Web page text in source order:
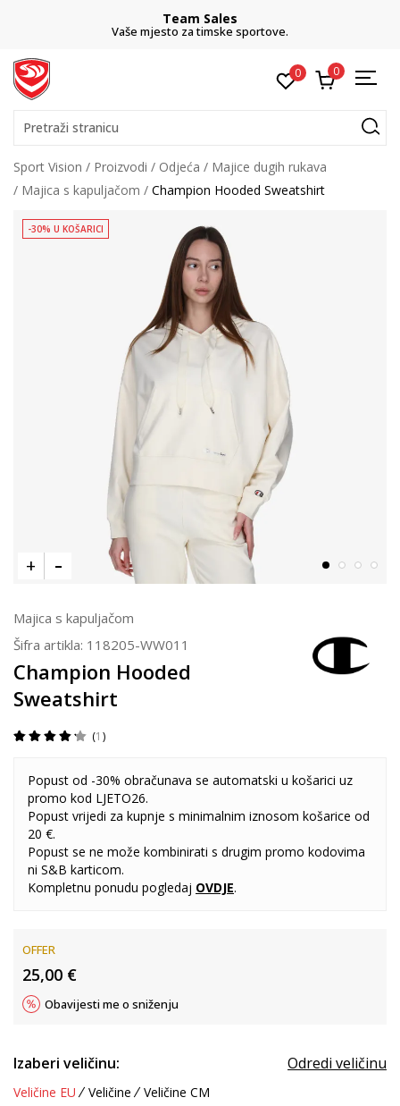
Team Sales
Vaše mjesto za timske sportove.
0 0
Pretraži stranicu
Sport Vision Proizvodi Odjeća
Majice dugih rukava
Majica s kapuljačom
Champion Hooded Sweatshirt
-30% U KOŠARICI
Majica s kapuljačom
Šifra artikla: 118205-WW011
Champion Hooded
Sweatshirt
1
Popust od -30% obračunava se automatski u košarici uz
promo kod LJETO26.
Popust vrijedi za kupnje s minimalnim iznosom košarice od
20 €.
Popust se ne može kombinirati s drugim promo kodovima
ni S&B karticom.
Kompletnu ponudu pogledaj OVDJE.
OFFER
25,00 €
Obavijesti me o sniženju
Izaberi veličinu: Odredi veličinu
Veličine EU Veličine Veličine CM